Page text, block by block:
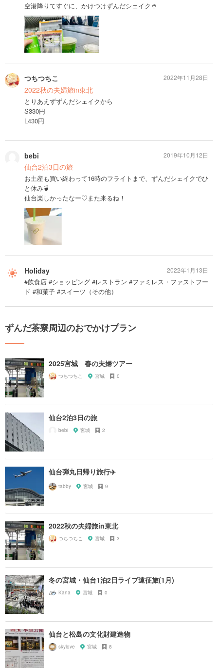
空港降りてすぐに、かけつけずんだシェイク🥤
つちつちこ
2022秋の夫婦旅in東北
とりあえずずんだシェイクから
S330円
L430円
2022年11月28日
bebi
仙台2泊3日の旅
お土産も買い終わって16時のフライトまで、ずんだシェイクでひ
と休み🍵
仙台楽しかったなー♡また来るね！
2019年10月12日
Holiday
#飲食店 #ショッピング #レストラン #ファミレス・ファストフー
ド #和菓子 #スイーツ（その他）
2022年1月13日
ずんだ茶寮周辺のおでかけプラン
2025宮城 春の夫婦ツアー
つちつちこ 宮城 0
仙台2泊3日の旅
bebi 宮城 2
仙台弾丸日帰り旅行✈️
tabby 宮城 9
2022秋の夫婦旅in東北
つちつちこ 宮城 3
冬の宮城・仙台1泊2日ライブ遠征旅(1月)
Kana 宮城 0
仙台と松島の文化財建造物
skylove 宮城 8